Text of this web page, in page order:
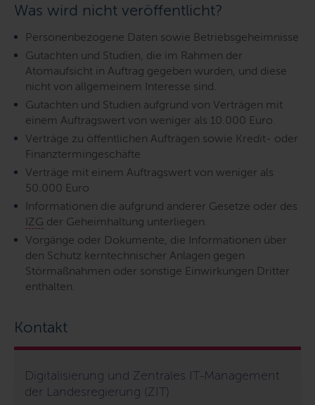
Was wird nicht veröffentlicht?
Personenbezogene Daten sowie Betriebsgeheimnisse
Gutachten und Studien, die im Rahmen der
Atomaufsicht in Auftrag gegeben wurden, und diese
nicht von allgemeinem Interesse sind.
Gutachten und Studien aufgrund von Verträgen mit
einem Auftragswert von weniger als 10.000 Euro.
Verträge zu öffentlichen Aufträgen sowie Kredit- oder
Finanztermingeschäfte
Verträge mit einem Auftragswert von weniger als
50.000 Euro
Informationen die aufgrund anderer Gesetze oder des
IZG der Geheimhaltung unterliegen.
Vorgänge oder Dokumente, die Informationen über
den Schutz kerntechnischer Anlagen gegen
Störmaßnahmen oder sonstige Einwirkungen Dritter
enthalten.
Kontakt
Digitalisierung und Zentrales IT-Management
der Landesregierung (ZIT)